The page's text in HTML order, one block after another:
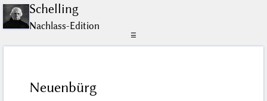
Schelling
Nachlass-Edition
☰
Neuenbürg